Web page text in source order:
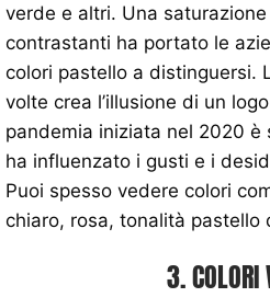
verde e altri. Una
contrastanti ha portato le
colori pastello a distinguersi.
volte crea l’illusione di un
pandemia iniziata nel 2020
ha influenzato i gusti e i
Puoi spesso vedere colori
chiaro, rosa, tonalità pastello
3. COLORI